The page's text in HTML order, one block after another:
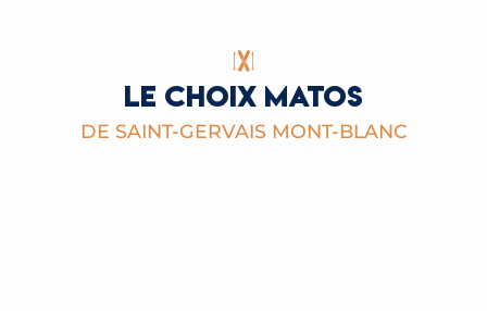
LE CHOIX MATOS
DE SAINT-GERVAIS MONT-BLANC